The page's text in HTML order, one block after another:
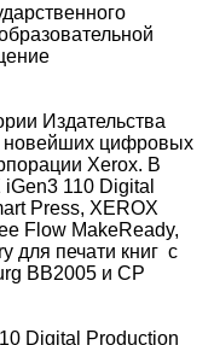
Издательства
цифровых
Хerox. В
110 Digital
Press, XEROX
Flow MakeReady,
для печати книг с
BB2005 и CP
Digital Production